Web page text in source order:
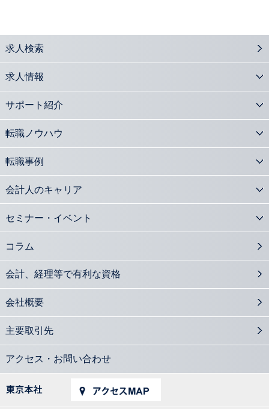
2016.09.13
事業再生手法としての100%減資の意義と実務内容
会計士が注目 新株予約権の活用法と実務
会計士の活躍の場「会計監査人設置会社」の基礎知識
平成27年度公認会計士修了考査 合格者の状況と影響は？
会計士も活躍 株式交換・株式移転についての基礎知識
会計士が官民連携の橋渡し 公的事業アドバイザリーとは
M&A支援の必須知識 組織再編の手続きを知る
2016.06.27
社外取締役の設置義務のある会社形態をおさらいする
2016.05.30
中小企業M&Aに注目集まる 会計士に期待される役割とは？
2016.05.26
課徴金事例から見るインサイダー取引の特徴
2016.04.28
上場企業だけではないIFRSと中小企業の関係
2016.04.25
デリバティブとヘッジ会計 知識と経験のある会計士に需要
2016.04.07
会計士が知っておきたい 会社の法的紛争を解決するADR機関
求人検索
求人情報
サポート紹介
転職ノウハウ
転職事例
会計人のキャリア
セミナー・イベント
コラム
会計、経理等で有利な資格
会社概要
主要取引先
アクセス・お問い合わせ